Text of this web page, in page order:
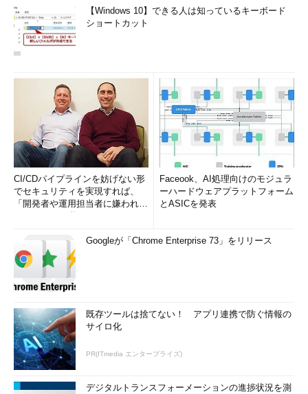
【Windows 10】できる人は知っているキーボード
ショートカット
CI/CDパイプラインを妨げない形
でセキュリティを実現すれば、
「開発者や運用担当者に嫌われな
Faceook、AI処理向けのモジュラ
ーハードウェアプラットフォーム
とASICを発表
Googleが「Chrome Enterprise 73」をリリース
既存ツールは捨てない！ アプリ連携で防ぐ情報の
サイロ化
PR(ITmedia エンタープライズ)
デジタルトランスフォーメーションの進捗状況を測